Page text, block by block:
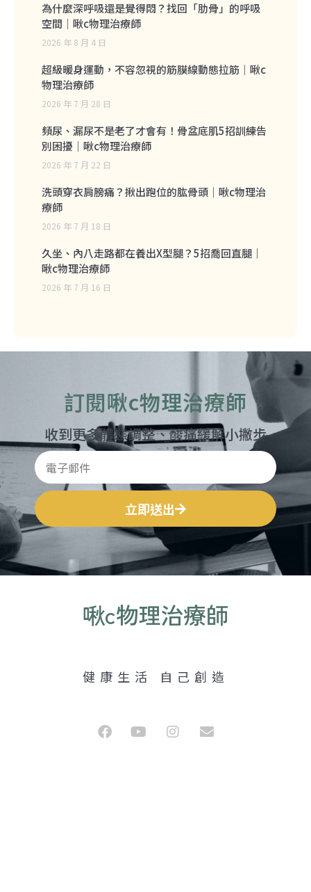
為什麼深呼吸還是覺得悶？找回「肋骨」的呼吸
空間｜啾c物理治療師
2026 年 8 月 4 日
超級暖身運動，不容忽視的筋膜線動態拉筋｜啾c
物理治療師
2026 年 7 月 28 日
頻尿、漏尿不是老了才會有！骨盆底肌5招訓練告
別困擾｜啾c物理治療師
2026 年 7 月 22 日
洗頭穿衣肩膀痛？揪出跑位的肱骨頭｜啾c物理治
療師
2026 年 7 月 18 日
久坐、內八走路都在養出X型腿？5招喬回直腿｜
啾c物理治療師
2026 年 7 月 16 日
訂閱啾c物理治療師
收到更多體態調整、酸痛緩解小撇步
立即送出
啾c物理治療師
健康生活 自己創造